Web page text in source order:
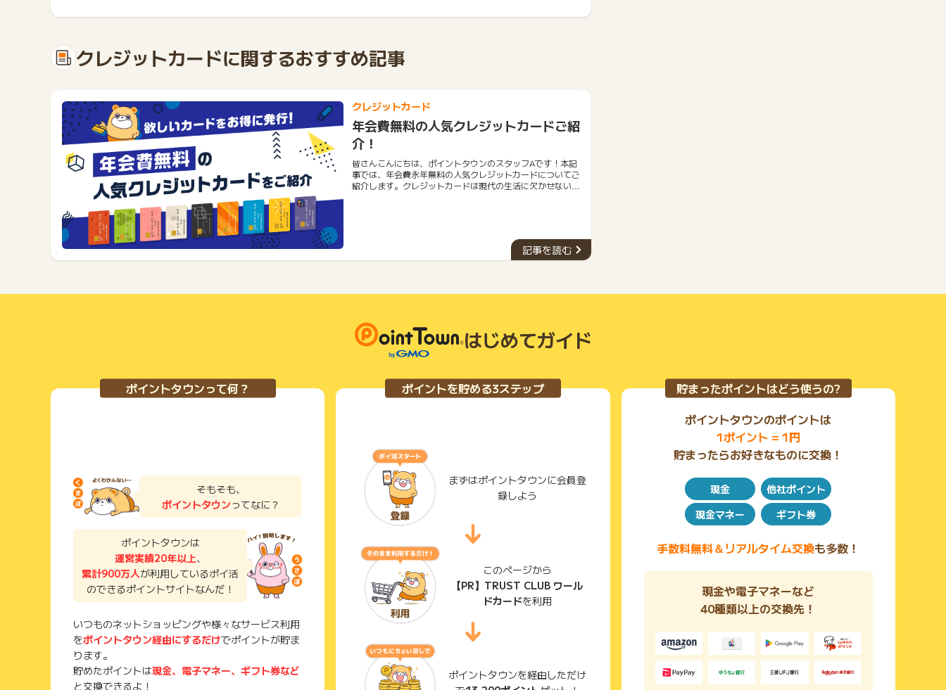
クレジットカードに関するおすすめ記事
クレジットカード
年会費無料の人気クレジットカードご紹
介！
皆さんこんにちは、ポイントタウンのスタッフAです！本記
事では、年会費永年無料の人気クレジットカードについてご
紹介します。クレジットカードは現代の生活に欠かせないツ
ビスを提供しながらも、年会費を一切支払う必要がありませ
ん。ぜひ、自分に合ったカードを見つけて、お得な生活を送
りましょう。
記事を読む
はじめてガイド
ポイントタウンって何？
そもそも、
ポイントタウンってなに？
ポイントタウンは
運営実績20年以上、
累計900万人が利用しているポイ活
のできるポイントサイトなんだ！
いつものネットショッピングや様々なサービス利用
をポイントタウン経由にするだけでポイントが貯ま
ります。
貯めたポイントは現金、電子マネー、ギフト券など
と交換できるよ！
ポイントを貯める3ステップ
まずはポイントタウンに会員登
録しよう
このページから
【PR】TRUST CLUB ワール
ドカードを利用
ポイントタウンを経由しただけ
貯まったポイントはどう使うの?
ポイントタウンのポイントは
1ポイント = 1円
貯まったらお好きなものに交換！
現金
他社ポイント
現金マネー
ギフト券
手数料無料＆リアルタイム交換も多数！
現金や電子マネーなど
40種類以上の交換先！